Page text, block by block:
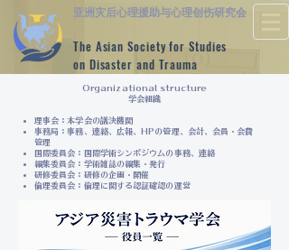
亚洲灾后心理援助与心理创伤研究会
The Asian Society for Studies
on Disaster and Trauma
Organizational structure
学会組織
理事会：本学会の議決機関
事務局：事務、連絡、広報、HPの管理、会計、会員・会費
管理
国際委員会：国際学術シンポジウムの事務、連絡
編集委員会：学術雑誌の編集・発行
研修委員会：研修の企画・開催
倫理委員会：倫理に関する認証確認の運営